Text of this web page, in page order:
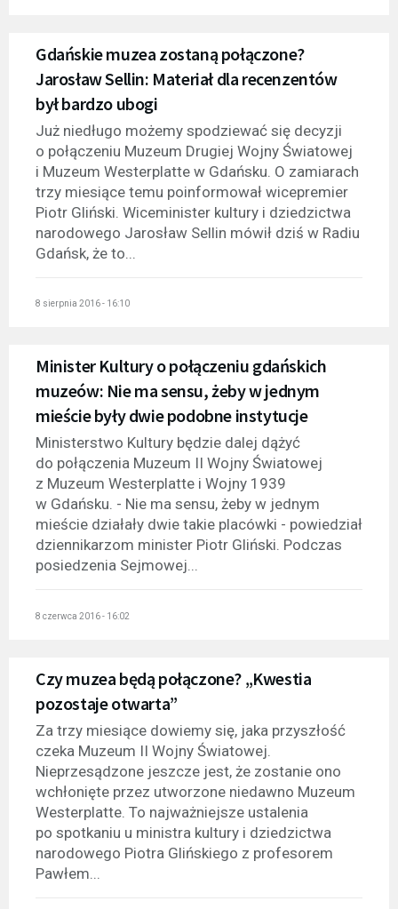
Gdańskie muzea zostaną połączone?
Jarosław Sellin: Materiał dla recenzentów
był bardzo ubogi
Już niedługo możemy spodziewać się decyzji
o połączeniu Muzeum Drugiej Wojny Światowej
i Muzeum Westerplatte w Gdańsku. O zamiarach
trzy miesiące temu poinformował wicepremier
Piotr Gliński. Wiceminister kultury i dziedzictwa
narodowego Jarosław Sellin mówił dziś w Radiu
Gdańsk, że to...
8 sierpnia 2016 - 16:10
Minister Kultury o połączeniu gdańskich
muzeów: Nie ma sensu, żeby w jednym
mieście były dwie podobne instytucje
Ministerstwo Kultury będzie dalej dążyć
do połączenia Muzeum II Wojny Światowej
z Muzeum Westerplatte i Wojny 1939
w Gdańsku. - Nie ma sensu, żeby w jednym
mieście działały dwie takie placówki - powiedział
dziennikarzom minister Piotr Gliński. Podczas
posiedzenia Sejmowej...
8 czerwca 2016 - 16:02
Czy muzea będą połączone? „Kwestia
pozostaje otwarta”
Za trzy miesiące dowiemy się, jaka przyszłość
czeka Muzeum II Wojny Światowej.
Nieprzesądzone jeszcze jest, że zostanie ono
wchłonięte przez utworzone niedawno Muzeum
Westerplatte. To najważniejsze ustalenia
po spotkaniu u ministra kultury i dziedzictwa
narodowego Piotra Glińskiego z profesorem
Pawłem...